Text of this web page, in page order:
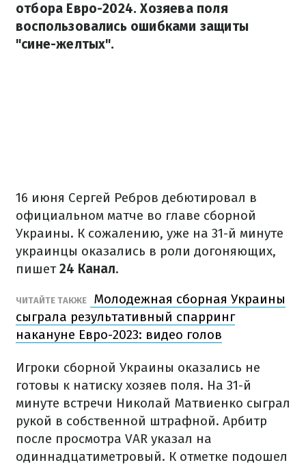
отбора Евро-2024. Хозяева поля
воспользовались ошибками защиты
"сине-желтых".
16 июня Сергей Ребров дебютировал в
официальном матче во главе сборной
Украины. К сожалению, уже на 31-й минуте
украинцы оказались в роли догоняющих,
пишет24 Канал.
ЧИТАЙТЕ ТАКЖЕ
Молодежная сборная Украины
сыграла результативный спарринг
накануне Евро-2023: видео голов
Игроки сборной Украины оказались не
готовы к натиску хозяев поля. На 31-й
минуте встречи Николай Матвиенко сыграл
рукой в собственной штрафной. Арбитр
после просмотра VAR указал на
одиннадцатиметровый. К отметке подошел